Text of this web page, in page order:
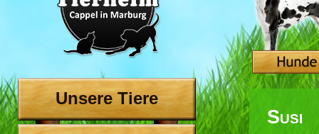
Unsere Tiere
Susi